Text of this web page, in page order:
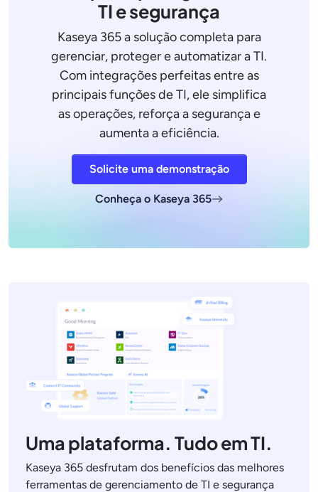
TI e segurança
Kaseya 365 a solução completa para
gerenciar, proteger e automatizar a TI.
Com integrações perfeitas entre as
principais funções de TI, ele simplifica
as operações, reforça a segurança e
aumenta a eficiência.
Solicite uma demonstração
Conheça o Kaseya 365
Uma plataforma. Tudo em TI.
Kaseya 365 desfrutam dos benefícios das melhores
ferramentas de gerenciamento de TI e segurança